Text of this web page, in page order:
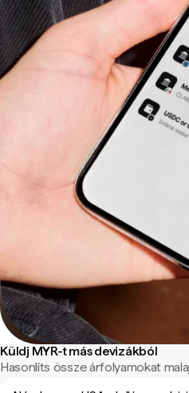
Küldj MYR-t más devizákból
Hasonlíts össze árfolyamokat